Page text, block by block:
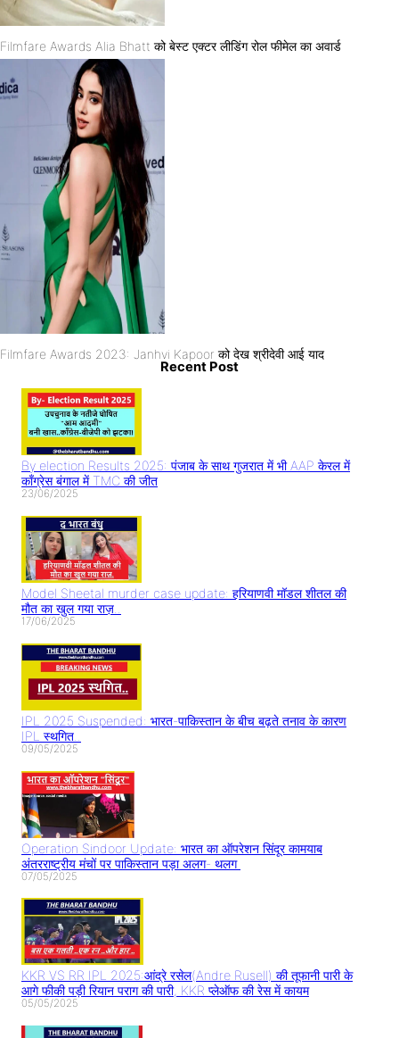
Filmfare Awards Alia Bhatt को बेस्ट एक्टर लीडिंग रोल फीमेल का अवार्ड
Filmfare Awards 2023: Janhvi Kapoor को देख श्रीदेवी आई याद
Recent Post
By election Results 2025: पंजाब के साथ गुजरात में भी AAP केरल में
काँग्रेस बंगाल में TMC की जीत
23/06/2025
Model Sheetal murder case update: हरियाणवी मॉडल शीतल की
मौत का खुल गया राज़..
17/06/2025
IPL 2025 Suspended: भारत-पाकिस्तान के बीच बढ़ते तनाव के कारण
IPL स्थगित..
09/05/2025
Operation Sindoor Update: भारत का ऑपरेशन सिंदूर कामयाब
अंतरराष्ट्रीय मंचों पर पाकिस्तान पड़ा अलग- थलग
07/05/2025
KKR VS RR IPL 2025:आंद्रे रसेल(Andre Rusell) की तूफानी पारी के
आगे फीकी पड़ी रियान पराग की पारी, KKR प्लेऑफ की रेस में कायम
05/05/2025